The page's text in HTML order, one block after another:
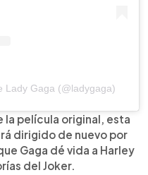
Lady Gaga (@ladygaga)
película original, esta
dirigido de nuevo por
Gaga dé vida a Harley
del Joker.